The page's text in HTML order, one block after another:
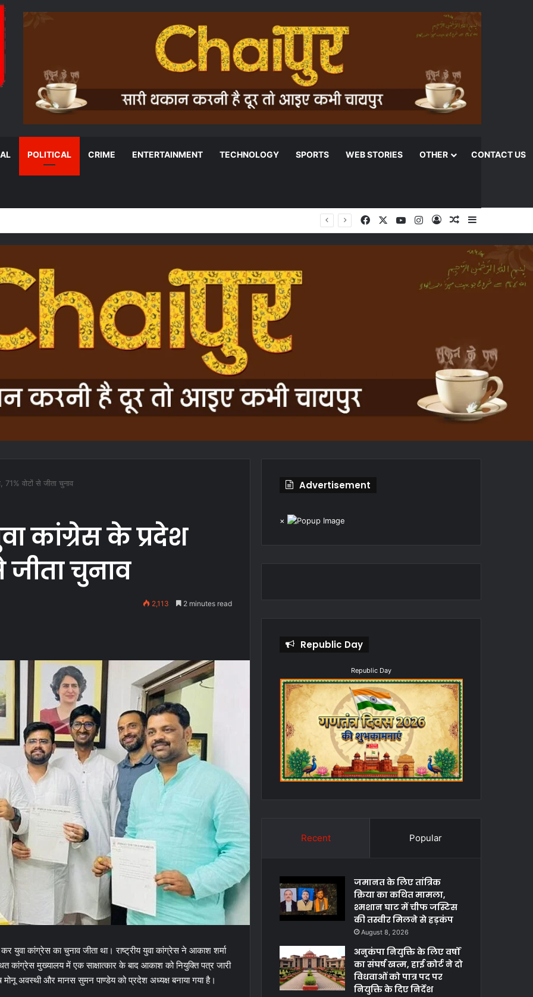
POLITICAL CRIME ENTERTAINMENT TECHNOLOGY SPORTS WEB STORIES OTHER CONTACT US
विधवाओं को पात्र पद पर नियुक्ति के दिए निर्देश FacebookYouTubeInstagram
Log InRandom Article
Sidebar
वोटों से जीता चुनाव
कांग्रेस के प्रदेश
जीता चुनाव
2,113 2 minutes read
युवा कांग्रेस का चुनाव जीता था। राष्ट्रीय युवा कांग्रेस ने आकाश शर्मा
कांग्रेस मुख्यालय में एक साक्षात्कार के बाद आकाश को नियुक्ति पत्र जारी
अवस्थी और मानस सुमन पाण्डेय को प्रदेश अध्यक्ष बनाया गया है।
Advertisement
×
Republic Day
Republic Day
Recent Popular
जमानत के लिए तांत्रिक
क्रिया का कथित मामला,
श्मशान घाट में चीफ जस्टिस
की तस्वीर मिलने से हड़कंप
August 8, 2026
अनुकंपा नियुक्ति के लिए वर्षों
का संघर्ष खत्म, हाई कोर्ट ने दो
विधवाओं को पात्र पद पर
नियुक्ति के दिए निर्देश